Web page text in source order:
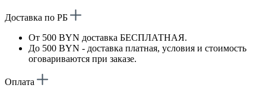
Доставка по РБ
От 500 BYN доставка БЕСПЛАТНАЯ.
До 500 BYN - доставка платная, условия и стоимость
оговариваются при заказе.
Оплата